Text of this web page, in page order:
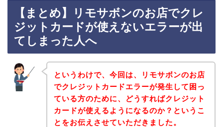
【まとめ】リモサボンのお店でクレ
ジットカードが使えないエラーが出
てしまった人へ
というわけで、今回は、リモサボンのお店
でクレジットカードエラーが発生して困っ
ている方のために、どうすればクレジット
カードが使えるようになるのか？というこ
とをお伝えさせていただきました。